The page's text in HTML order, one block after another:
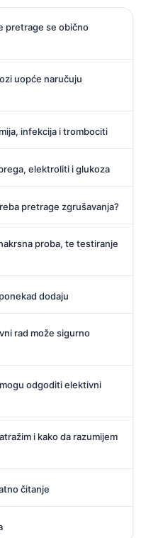
pretrage se obično
uopće naručuju
infekcija i trombociti
elektroliti i glukoza
pretrage zgrušavanja?
proba, te testiranje
dodaju
rad može sigurno
odgoditi elektivni
i kako da razumijem
čitanje